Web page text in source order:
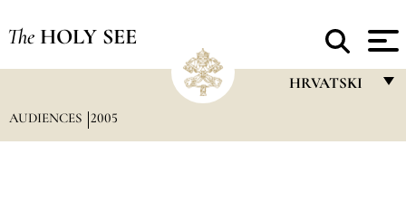
The HOLY SEE
HRVATSKI
AUDIENCES 2005